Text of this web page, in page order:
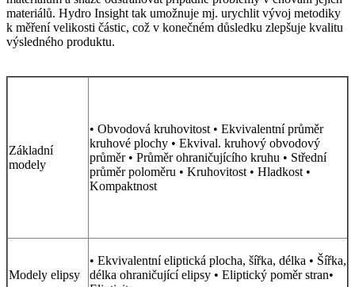
materiálů. Hydro Insight tak umožnuje mj. urychlit vývoj metodiky
k měření velikosti částic, což v konečném důsledku zlepšuje kvalitu
výsledného produktu.
Základní
modely
• Obvodová kruhovitost • Ekvivalentní průměr
kruhové plochy • Ekvival. kruhový obvodový
průměr • Průměr ohraničujícího kruhu • Střední
průměr poloměru • Kruhovitost • Hladkost •
Kompaktnost
Modely elipsy
• Ekvivalentní eliptická plocha, šířka, délka • Šířka,
délka ohraničující elipsy • Eliptický poměr stran•